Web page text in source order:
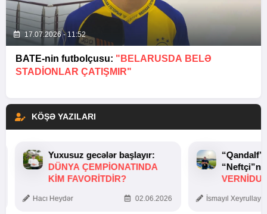
17.07.2026 - 11:52
BATE-nin futbolçusu: "BELARUSDA BELƏ
STADIONLAR ÇATIŞMIR"
KÖŞƏ YAZILARI
Yuxusuz gecələr başlayır:
DÜNYA ÇEMPIONATINDA
KIM FAVORITDIR?
Hacı Heydər 02.06.2026 İsmayıl